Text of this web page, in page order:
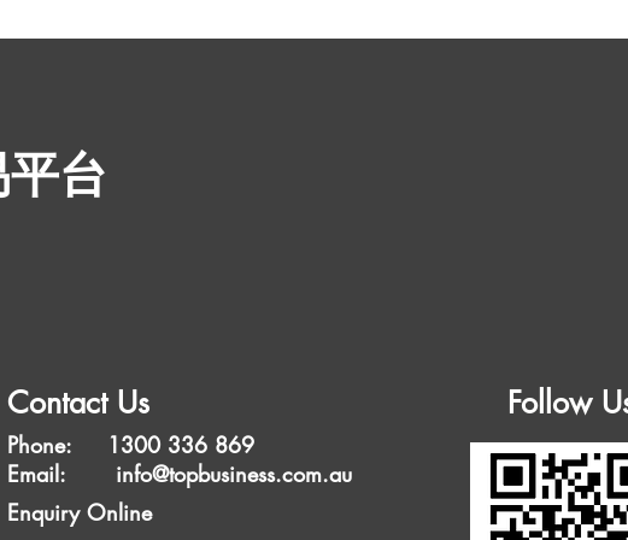
台
Contact Us
Phone: 1300 336 869
Email: info@topbusiness.com.au
Enquiry Online
Follow